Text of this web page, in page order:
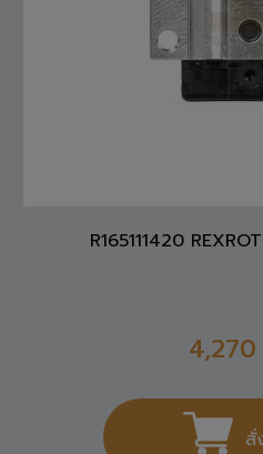
R165111420
4,270
สั่